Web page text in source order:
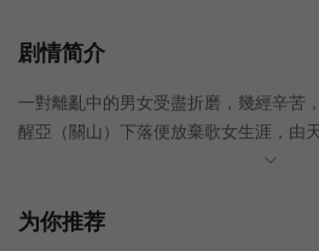
剧情简介
一對離亂中的男女受盡折磨，幾經辛苦
醒亞（關山）下落便放棄歌女生涯，由
嫌她墮落風塵，對她奚落一番。又與校
他。醒亞萬念俱灰……。此片是影后林黛
为你推荐